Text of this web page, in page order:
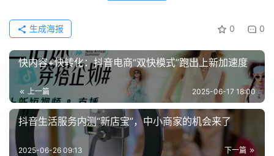
0 0
生成海报
快内容+快转化：抖音电商“双快模式”跑出上新加速度
上一篇 2025-06-17 18:00
抖音生活服务内测“新店宝”，中小商家的机会来了
下一篇
2025-06-26 09:13